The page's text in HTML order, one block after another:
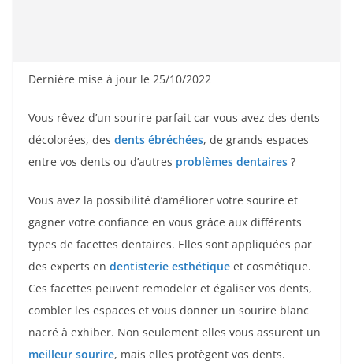
Dernière mise à jour le 25/10/2022
Vous rêvez d’un sourire parfait car vous avez des dents
décolorées, des dents ébréchées, de grands espaces
entre vos dents ou d’autres problèmes dentaires ?
Vous avez la possibilité d’améliorer votre sourire et
gagner votre confiance en vous grâce aux différents
types de facettes dentaires. Elles sont appliquées par
des experts en dentisterie esthétique et cosmétique.
Ces facettes peuvent remodeler et égaliser vos dents,
combler les espaces et vous donner un sourire blanc
nacré à exhiber. Non seulement elles vous assurent un
meilleur sourire, mais elles protègent vos dents.